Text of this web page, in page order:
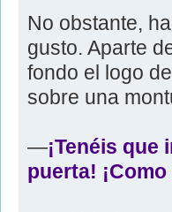
No obstante,
gusto. Aparte
fondo el logo
sobre una
―¡Tenéis que
puerta!